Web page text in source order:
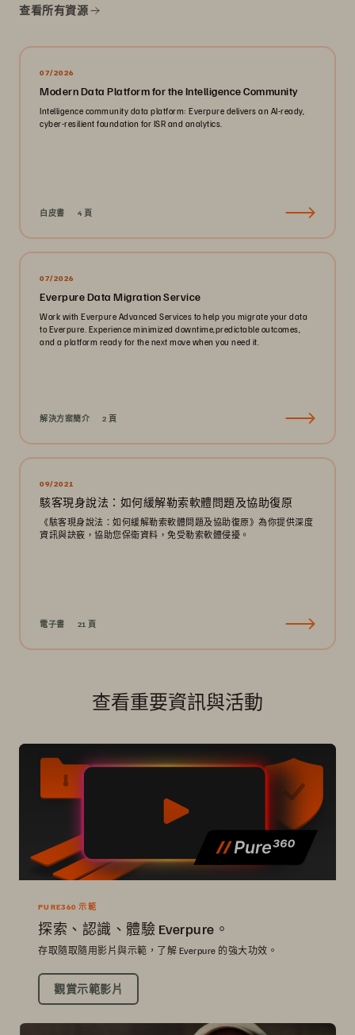
查看所有資源
07/2026
Modern Data Platform for the Intelligence Community
Intelligence community data platform: Everpure delivers an AI-ready,
cyber-resilient foundation for ISR and analytics.
白皮書 4 頁
07/2026
Everpure Data Migration Service
Work with Everpure Advanced Services to help you migrate your data
to Everpure. Experience minimized downtime,predictable outcomes,
and a platform ready for the next move when you need it.
解決方案簡介 2 頁
09/2021
駭客現身說法：如何緩解勒索軟體問題及協助復原
《駭客現身說法：如何緩解勒索軟體問題及協助復原》為你提供深度
資訊與訣竅，協助您保衛資料，免受勒索軟體侵擾。
電子書 21 頁
查看重要資訊與活動
PURE360 示範
探索、認識、體驗 Everpure。
存取隨取隨用影片與示範，了解 Everpure 的強大功效。
觀賞示範影片